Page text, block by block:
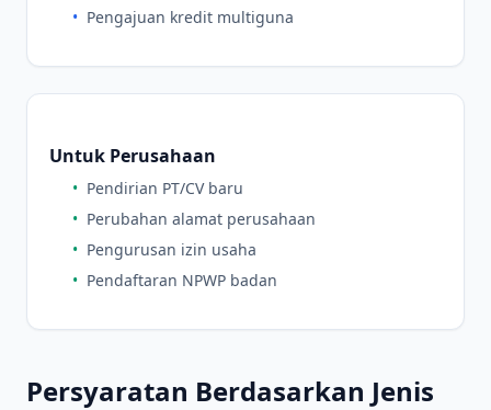
• Pengajuan kredit multiguna
Untuk Perusahaan
• Pendirian PT/CV baru
• Perubahan alamat perusahaan
• Pengurusan izin usaha
• Pendaftaran NPWP badan
Persyaratan Berdasarkan Jenis